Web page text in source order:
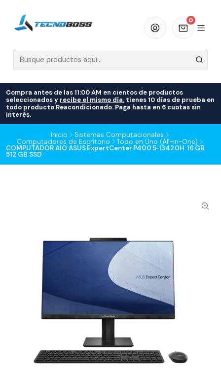
0
Compra antes de las 11:00 AM en cientos de productos
seleccionados y recibe el mismo día, tienes 10 días de prueba en
todo producto Reacondicionado. Paga hasta en 6 cuotas sin
interés.
Inicio
Sistemas Computacionales
Computadores de Escritorio
Todo en Uno (All-in-One)
COMPUTADOR AIO ASUS ExpertCenter P400 5‑13420H 16 GB
512 GB SSD